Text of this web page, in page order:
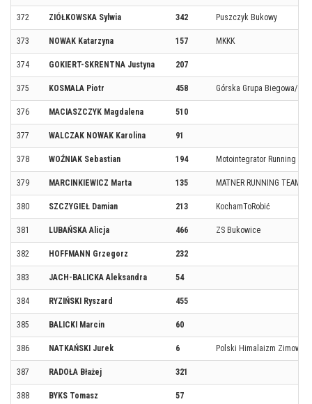
372 ZIÓŁKOWSKA Sylwia 342 Puszczyk Bukowy
373 NOWAK Katarzyna 157 MKKK
374 GOKIERT-SKRENTNA Justyna 207
375 KOSMALA Piotr 458 Górska Grupa Biegowa/
376 MACIASZCZYK Magdalena 510
377 WALCZAK NOWAK Karolina 91
378 WOŹNIAK Sebastian 194 Motointegrator Running
379 MARCINKIEWICZ Marta 135 MATNER RUNNING TEAM
380 SZCZYGIEŁ Damian 213 KochamToRobić
381 LUBAŃSKA Alicja 466 ZS Bukowice
382 HOFFMANN Grzegorz 232
383 JACH-BALICKA Aleksandra 54
384 RYZIŃSKI Ryszard 455
385 BALICKI Marcin 60
386 NATKAŃSKI Jurek 6 Polski Himalaizm Zimowy
387 RADOŁA Błażej 321
388 BYKS Tomasz 57